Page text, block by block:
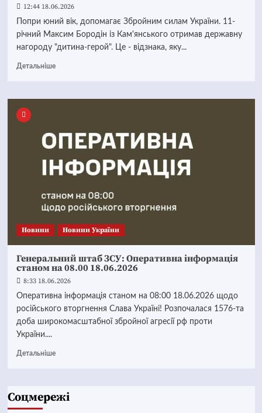
12:44 18.06.2026
Попри юний вік, допомагає Збройним силам України. 11-
річний Максим Бородін із Кам'янського отримав державну
нагороду "дитина-герой". Це - відзнака, яку...
Детальніше
Новини Новини України
Генеральний штаб ЗСУ: Оперативна інформація
станом на 08.00 18.06.2026
8:33 18.06.2026
Оперативна інформація станом на 08:00 18.06.2026 щодо
російського вторгнення Слава Україні! Розпочалася 1576-та
доба широкомасштабної збройної агресії рф проти
України....
Детальніше
Соцмережі